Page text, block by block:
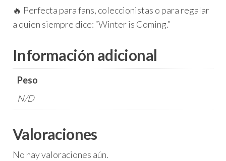
🔥 Perfecta para fans, coleccionistas o para regalar
a quien siempre dice: “Winter is Coming.”
Información adicional
Peso
N/D
Valoraciones
No hay valoraciones aún.